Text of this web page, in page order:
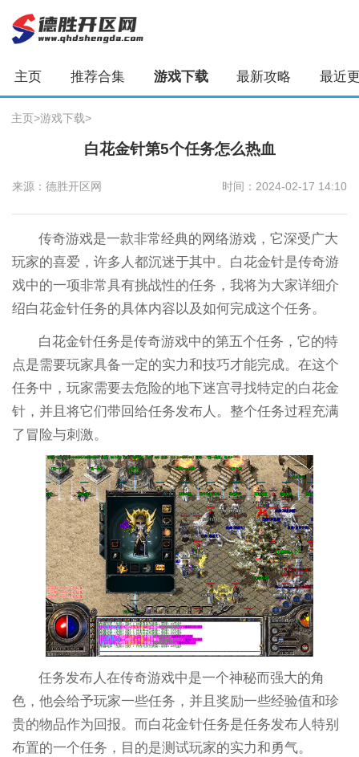
主页 推荐合集 游戏下载 最新攻略 最近
主页>游戏下载>
白花金针第5个任务怎么热血
来源：德胜开区网 时间：2024-02-17 14:10
传奇游戏是一款非常经典的网络游戏，它深受广大
玩家的喜爱，许多人都沉迷于其中。白花金针是传奇游
戏中的一项非常具有挑战性的任务，我将为大家详细介
绍白花金针任务的具体内容以及如何完成这个任务。
白花金针任务是传奇游戏中的第五个任务，它的特
点是需要玩家具备一定的实力和技巧才能完成。在这个
任务中，玩家需要去危险的地下迷宫寻找特定的白花金
针，并且将它们带回给任务发布人。整个任务过程充满
了冒险与刺激。
任务发布人在传奇游戏中是一个神秘而强大的角
色，他会给予玩家一些任务，并且奖励一些经验值和珍
贵的物品作为回报。而白花金针任务是任务发布人特别
布置的一个任务，目的是测试玩家的实力和勇气。